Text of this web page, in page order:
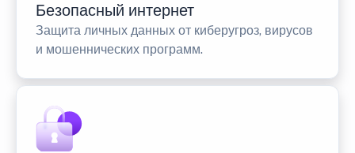
Безопасный интернет
Защита личных данных от киберугроз, вирусов
и мошеннических программ.